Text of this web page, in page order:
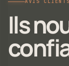
AVIS CLIENTS
Ils